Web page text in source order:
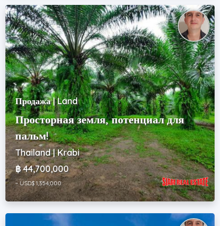
Продажа | Land
Просторная земля, потенциал для
пальм!
Thailand | Krabi
฿ 44,700,000
~ USD$ 1,354,000